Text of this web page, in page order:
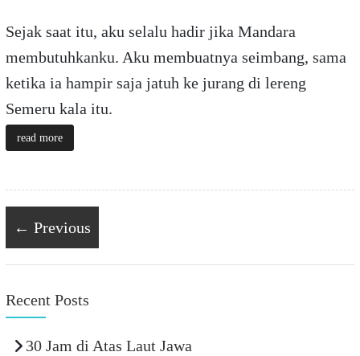
Sejak saat itu, aku selalu hadir jika Mandara
membutuhkanku. Aku membuatnya seimbang, sama
ketika ia hampir saja jatuh ke jurang di lereng
Semeru kala itu.
read more
← Previous
Recent Posts
30 Jam di Atas Laut Jawa